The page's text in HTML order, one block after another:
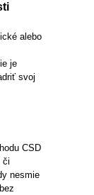
alebo
je
svoj
CSD
či
nesmie